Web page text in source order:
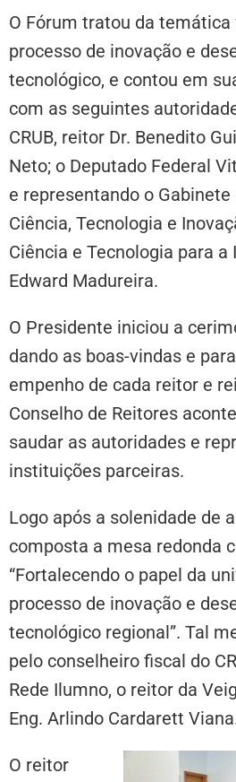
O Fórum tratou da temática
processo de inovação e
tecnológico, e contou em
com as seguintes
CRUB, reitor Dr. Benedito
Neto; o Deputado Federal
e representando o
Ciência, Tecnologia e
Ciência e Tecnologia para a
Edward Madureira.
O Presidente iniciou a
dando as boas-vindas e
empenho de cada reitor e
Conselho de Reitores
saudar as autoridades e
instituições parceiras.
Logo após a solenidade de
composta a mesa redonda
“Fortalecendo o papel da
processo de inovação e
tecnológico regional”. Tal
pelo conselheiro fiscal do
Rede Ilumno, o reitor da
Eng. Arlindo Cardarett
O reitor